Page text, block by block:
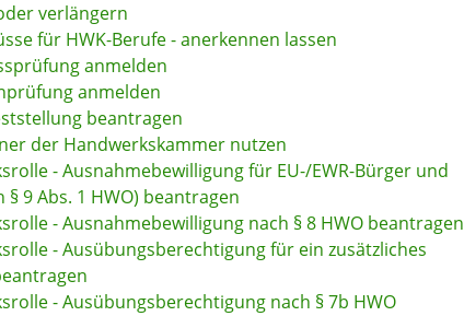
verlängern
für HWK-Berufe - anerkennen lassen
anmelden
anmelden
beantragen
der Handwerkskammer nutzen
- Ausnahmebewilligung für EU-/EWR-Bürger und
9 Abs. 1 HWO) beantragen
- Ausnahmebewilligung nach § 8 HWO beantragen
- Ausübungsberechtigung für ein zusätzliches
- Ausübungsberechtigung nach § 7b HWO